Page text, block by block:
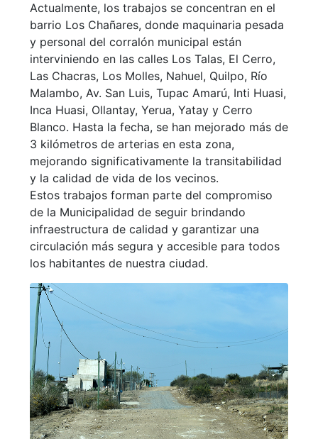
Actualmente, los trabajos se concentran en el
barrio Los Chañares, donde maquinaria pesada
y personal del corralón municipal están
interviniendo en las calles Los Talas, El Cerro,
Las Chacras, Los Molles, Nahuel, Quilpo, Río
Malambo, Av. San Luis, Tupac Amarú, Inti Huasi,
Inca Huasi, Ollantay, Yerua, Yatay y Cerro
Blanco. Hasta la fecha, se han mejorado más de
3 kilómetros de arterias en esta zona,
mejorando significativamente la transitabilidad
y la calidad de vida de los vecinos.
Estos trabajos forman parte del compromiso
de la Municipalidad de seguir brindando
infraestructura de calidad y garantizar una
circulación más segura y accesible para todos
los habitantes de nuestra ciudad.